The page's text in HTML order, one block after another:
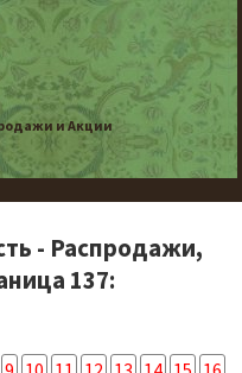
и Акции
- Распродажи,
137: